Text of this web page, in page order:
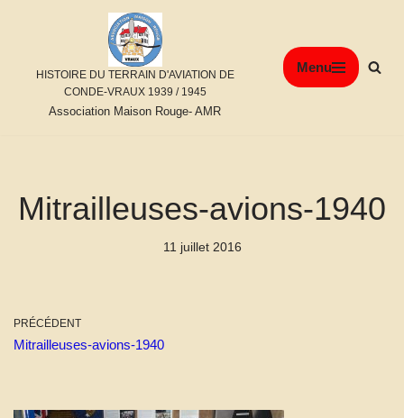
HISTOIRE DU TERRAIN D'AVIATION DE
CONDE-VRAUX 1939 / 1945
Association Maison Rouge- AMR
Menu
Mitrailleuses-avions-1940
11 juillet 2016
PRÉCÉDENT
Mitrailleuses-avions-1940